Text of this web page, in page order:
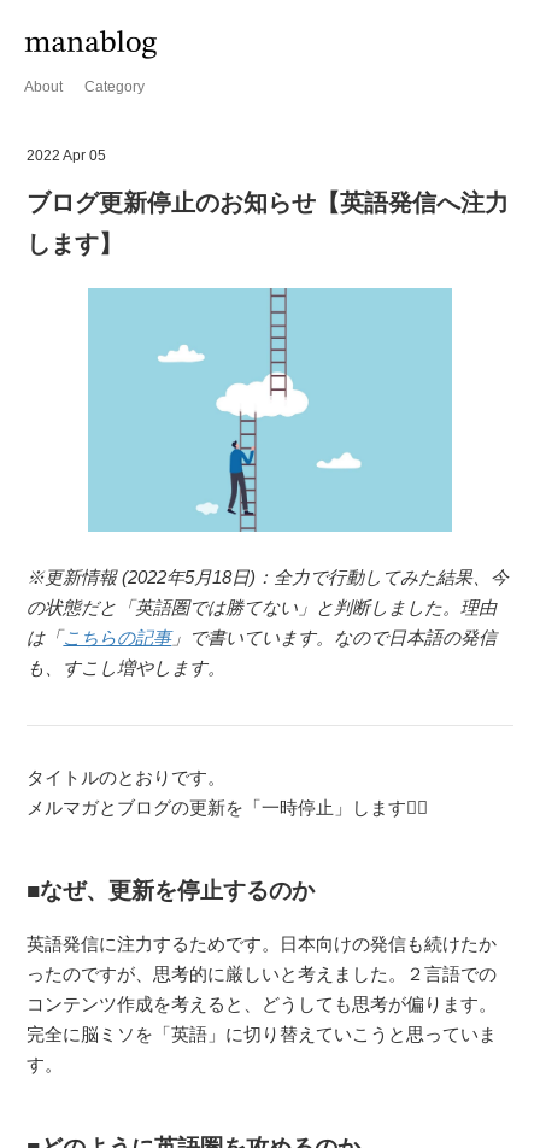
About Category
2022 Apr 05
ブログ更新停止のお知らせ【英語発信へ注力
します】
※更新情報 (2022年5月18日)：全力で行動してみた結果、今
の状態だと「英語圏では勝てない」と判断しました。理由
は「こちらの記事」で書いています。なので日本語の発信
も、すこし増やします。
タイトルのとおりです。
メルマガとブログの更新を「一時停止」します🙇‍♂️
なぜ、更新を停止するのか
英語発信に注力するためです。日本向けの発信も続けたか
ったのですが、思考的に厳しいと考えました。２言語での
コンテンツ作成を考えると、どうしても思考が偏ります。
完全に脳ミソを「英語」に切り替えていこうと思っていま
す。